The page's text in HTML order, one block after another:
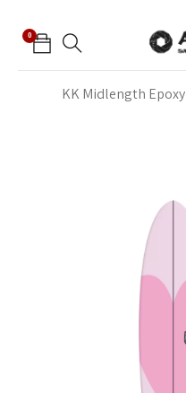
0
KK Midlength Epoxy